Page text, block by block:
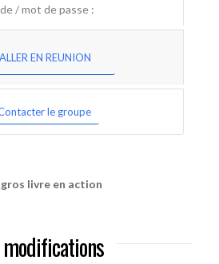
/ mot de passe :
ALLER EN REUNION
le groupe
gros livre en action